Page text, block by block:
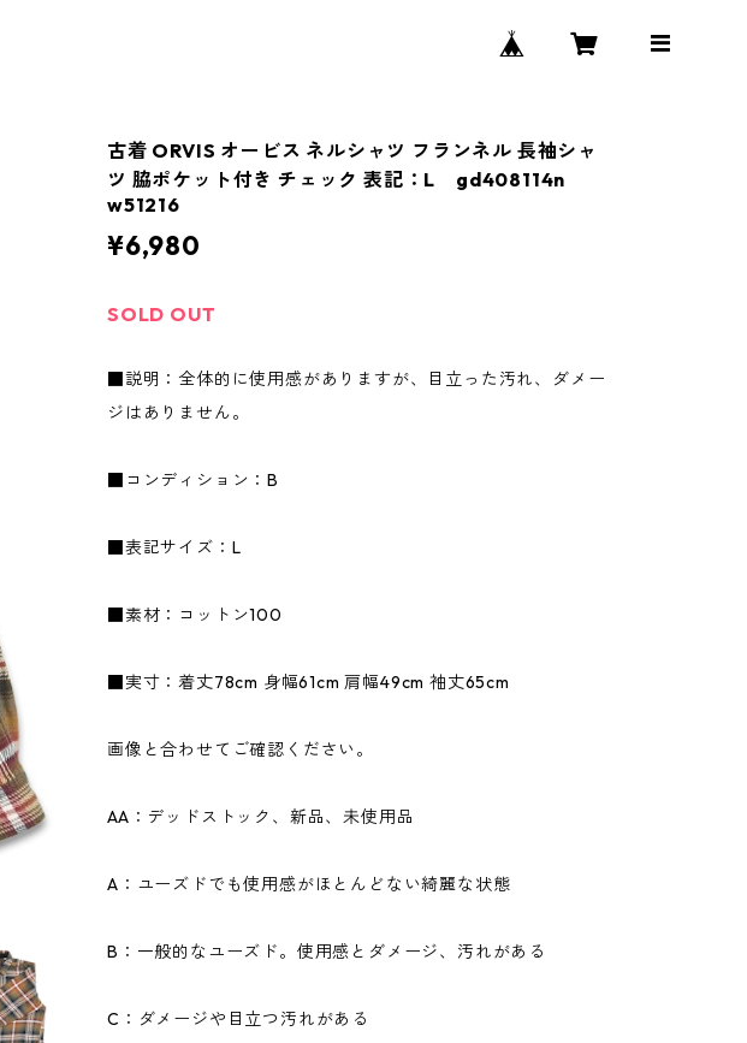
古着 ORVIS オービス ネルシャツ フランネル 長袖シャ
ツ 脇ポケット付き チェック 表記：L gd408114n
w51216
¥6,980
SOLD OUT
■説明：全体的に使用感がありますが、目立った汚れ、ダメー
ジはありません。
■コンディション：B
■表記サイズ：L
■素材：コットン100
■実寸：着丈78cm 身幅61cm 肩幅49cm 袖丈65cm
画像と合わせてご確認ください。
AA：デッドストック、新品、未使用品
A：ユーズドでも使用感がほとんどない綺麗な状態
B：一般的なユーズド。使用感とダメージ、汚れがある
C：ダメージや目立つ汚れがある